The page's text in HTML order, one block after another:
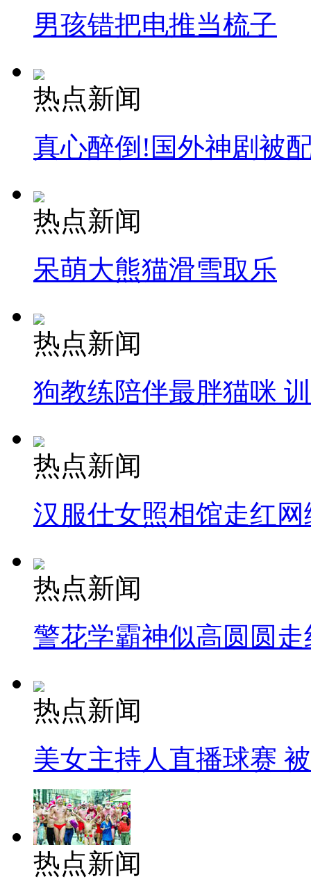
男孩错把电推当梳子
热点新闻
真心醉倒!国外神剧被
热点新闻
呆萌大熊猫滑雪取乐
热点新闻
狗教练陪伴最胖猫咪
热点新闻
汉服仕女照相馆走红网
热点新闻
警花学霸神似高圆圆走
热点新闻
美女主持人直播球赛
热点新闻